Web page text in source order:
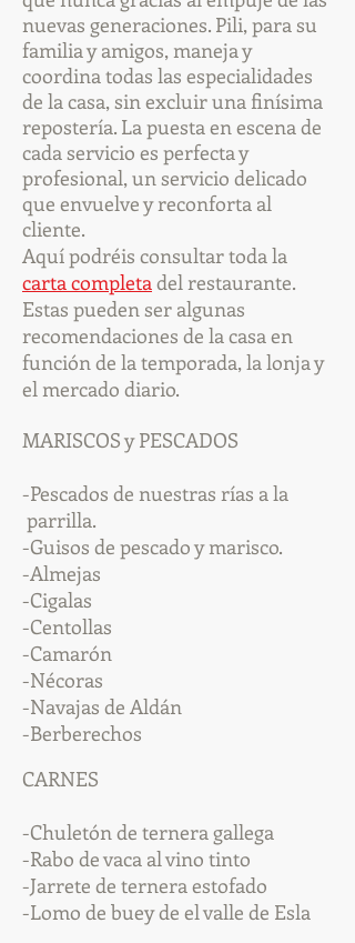
nuevas generaciones. Pili, para su
familia y amigos, maneja y
coordina todas las especialidades
de la casa, sin excluir una finísima
repostería. La puesta en escena de
cada servicio es perfecta y
profesional, un servicio delicado
que envuelve y reconforta al
cliente.
Aquí podréis consultar toda la
carta completadel restaurante.
Estas pueden ser algunas
recomendaciones de la casa en
función de la temporada, la lonja y
el mercado diario.
MARISCOS y PESCADOS
-Pescados de nuestras rías a la
parrilla.
-Guisos de pescado y marisco.
-Almejas
-Cigalas
-Centollas
-Camarón
-Nécoras
-Navajas de Aldán
-Berberechos
CARNES
-Chuletón de ternera gallega
-Rabo de vaca al vino tinto
-Jarrete de ternera estofado
-Lomo de buey de el valle de Esla